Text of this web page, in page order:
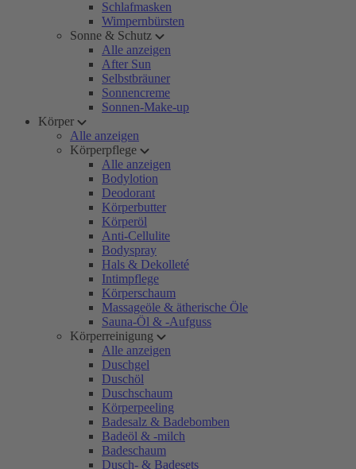
Schlafmasken
Wimpernbürsten
Sonne & Schutz
Alle anzeigen
After Sun
Selbstbräuner
Sonnencreme
Sonnen-Make-up
Körper
Alle anzeigen
Körperpflege
Alle anzeigen
Bodylotion
Deodorant
Körperbutter
Körperöl
Anti-Cellulite
Bodyspray
Hals & Dekolleté
Intimpflege
Körperschaum
Massageöle & ätherische Öle
Sauna-Öl & -Aufguss
Körperreinigung
Alle anzeigen
Duschgel
Duschöl
Duschschaum
Körperpeeling
Badesalz & Badebomben
Badeöl & -milch
Badeschaum
Dusch- & Badesets